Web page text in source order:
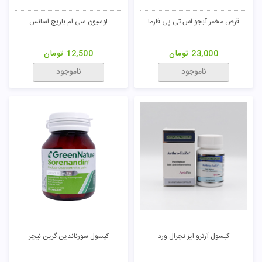
قرص مخمر آبجو اس تی پی فارما
23,000 تومان
ناموجود
لوسیون سی ام باریج اسانس
12,500 تومان
ناموجود
کپسول آرترو ایز نچرال ورد کپسول سورناندین گرین نیچر